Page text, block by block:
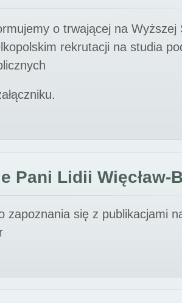
o trwającej na Wyższej
rekrutacji na studia
Pani Lidii Więcław-
zapoznania się z publikacjami